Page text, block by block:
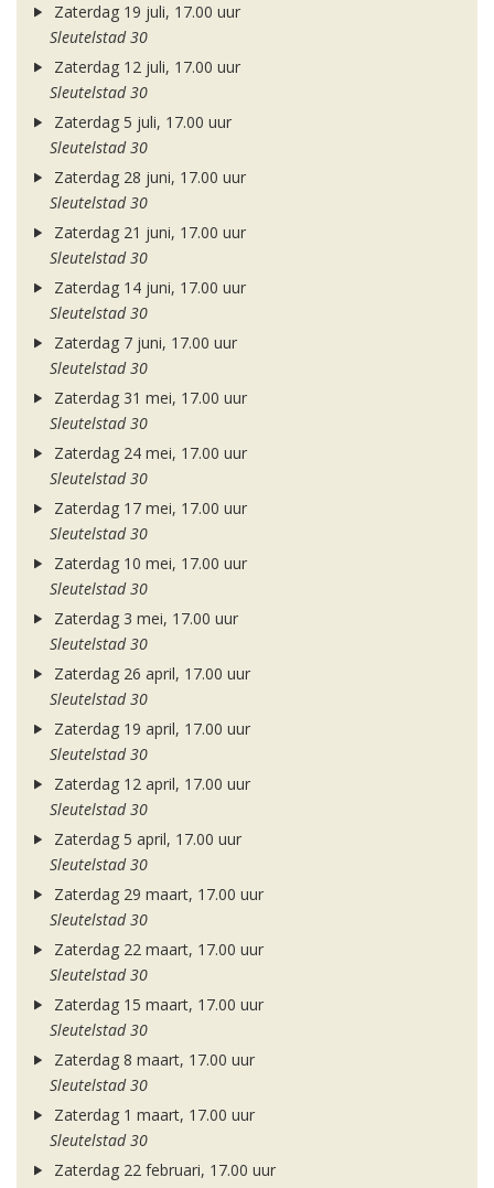
Zaterdag 19 juli, 17.00 uur
Sleutelstad 30
Zaterdag 12 juli, 17.00 uur
Sleutelstad 30
Zaterdag 5 juli, 17.00 uur
Sleutelstad 30
Zaterdag 28 juni, 17.00 uur
Sleutelstad 30
Zaterdag 21 juni, 17.00 uur
Sleutelstad 30
Zaterdag 14 juni, 17.00 uur
Sleutelstad 30
Zaterdag 7 juni, 17.00 uur
Sleutelstad 30
Zaterdag 31 mei, 17.00 uur
Sleutelstad 30
Zaterdag 24 mei, 17.00 uur
Sleutelstad 30
Zaterdag 17 mei, 17.00 uur
Sleutelstad 30
Zaterdag 10 mei, 17.00 uur
Sleutelstad 30
Zaterdag 3 mei, 17.00 uur
Sleutelstad 30
Zaterdag 26 april, 17.00 uur
Sleutelstad 30
Zaterdag 19 april, 17.00 uur
Sleutelstad 30
Zaterdag 12 april, 17.00 uur
Sleutelstad 30
Zaterdag 5 april, 17.00 uur
Sleutelstad 30
Zaterdag 29 maart, 17.00 uur
Sleutelstad 30
Zaterdag 22 maart, 17.00 uur
Sleutelstad 30
Zaterdag 15 maart, 17.00 uur
Sleutelstad 30
Zaterdag 8 maart, 17.00 uur
Sleutelstad 30
Zaterdag 1 maart, 17.00 uur
Sleutelstad 30
Zaterdag 22 februari, 17.00 uur